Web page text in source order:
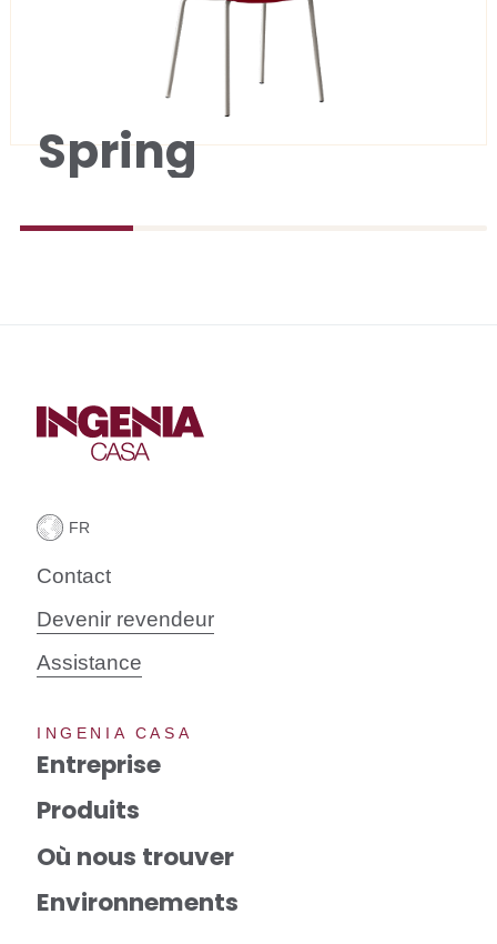
Spring
Contact
Devenir revendeur
Assistance
INGENIA CASA
Entreprise
Produits
Où nous trouver
Environnements